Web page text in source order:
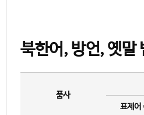
북한어, 방언, 옛말
품사
표제어